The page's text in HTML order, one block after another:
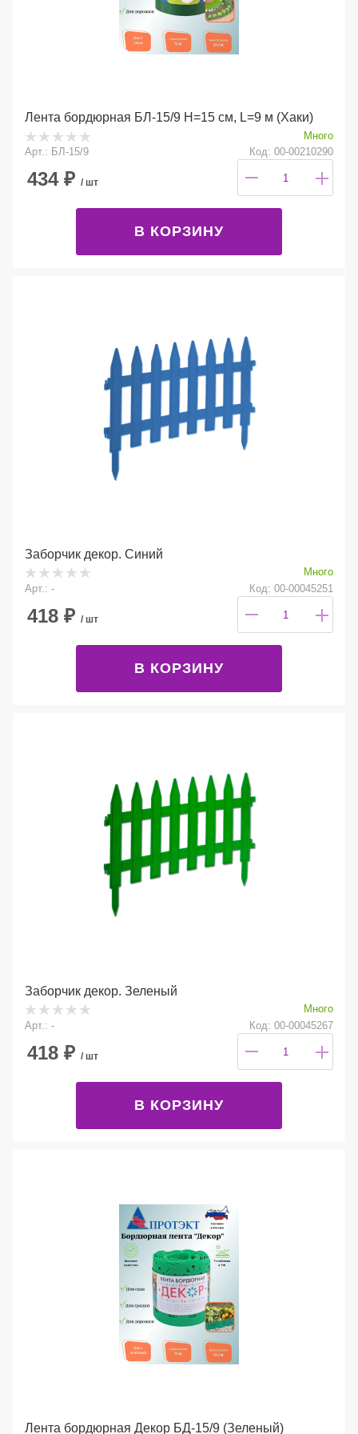
Лента бордюрная БЛ-15/9 Н=15 см, L=9 м (Хаки)
Много
Арт.: БЛ-15/9
Код: 00-00210290
434₽ / шт
В КОРЗИНУ
Заборчик декор. Синий
Много
Арт.: -
Код: 00-00045251
418 ₽ / шт
В КОРЗИНУ
Заборчик декор. Зеленый
Много
Арт.: -
Код: 00-00045267
418 ₽ / шт
В КОРЗИНУ
Лента бордюрная Декор БД-15/9 (Зеленый)